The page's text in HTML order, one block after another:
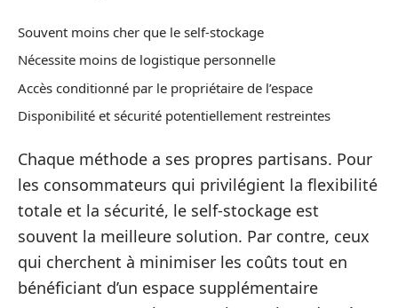
Souvent moins cher que le self-stockage
Nécessite moins de logistique personnelle
Accès conditionné par le propriétaire de l’espace
Disponibilité et sécurité potentiellement restreintes
Chaque méthode a ses propres partisans. Pour
les consommateurs qui privilégient la flexibilité
totale et la sécurité, le self-stockage est
souvent la meilleure solution. Par contre, ceux
qui cherchent à minimiser les coûts tout en
bénéficiant d’un espace supplémentaire